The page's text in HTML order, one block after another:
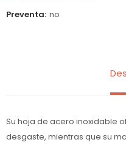
Preventa no
Su hoja de acero inoxidable
desgaste, mientras que su